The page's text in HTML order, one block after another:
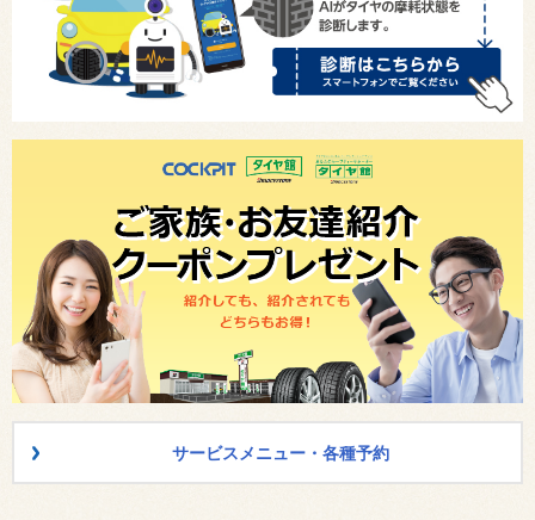
サービスメニュー・各種予約